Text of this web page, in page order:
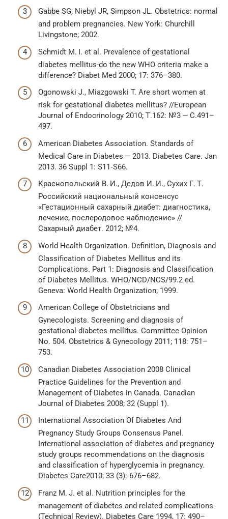
Gabbe SG, Niebyl JR, Simpson JL. Obstetrics: normal
and problem pregnancies. New York: Churchill
Livingstone; 2002.
Schmidt M. I. et al. Prevalence of gestational
diabetes mellitus-do the new WHO criteria make a
difference? Diabet Med 2000; 17: 376–380.
Ogonowski J., Miazgowski T. Are short women at
risk for gestational diabetes mellitus? //European
Journal of Endocrinology 2010; Т.162: № 3 — С.491–
497.
American Diabetes Association. Standards of
Medical Care in Diabetes — 2013. Diabetes Care. Jan
2013. 36 Suppl 1: S11‑S66.
Краснопольский В. И., Дедов И. И., Сухих Г. Т.
Российский национальный консенсус
«Гестационный сахарный диабет: диагностика,
лечение, послеродовое наблюдение» //
Сахарный диабет. 2012; № 4.
World Health Organization. Definition, Diagnosis and
Classification of Diabetes Mellitus and its
Complications. Part 1: Diagnosis and Classification
of Diabetes Mellitus. WHO/NCD/NCS/99.2 ed.
Geneva: World Health Organization; 1999.
American College of Obstetricians and
Gynecologists. Screening and diagnosis of
gestational diabetes mellitus. Committee Opinion
No. 504. Obstetrics & Gynecology 2011; 118: 751–
753.
Canadian Diabetes Association 2008 Clinical
Practice Guidelines for the Prevention and
Management of Diabetes in Canada. Canadian
Journal of Diabetes 2008; 32 (Suppl 1).
International Association Of Diabetes And
Pregnancy Study Groups Consensus Panel.
International association of diabetes and pregnancy
study groups recommendations on the diagnosis
and classification of hyperglycemia in pregnancy.
Diabetes Care2010; 33 (3): 676–682.
Franz M. J. et al. Nutrition principles for the
management of diabetes and related complications
(Technical Review). Diabetes Care 1994, 17: 490–